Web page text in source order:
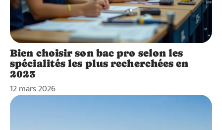
Bien choisir son bac pro selon les
spécialités les plus recherchées en
2023
12 mars 2026